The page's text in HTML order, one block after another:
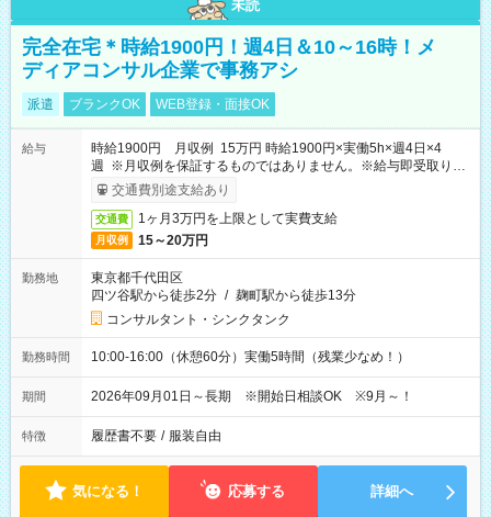
未読
完全在宅＊時給1900円！週4日＆10～16時！メ
ディアコンサル企業で事務アシ
派遣 ブランクOK WEB登録・面接OK
給与
時給1900円 月収例 15万円 時給1900円×実働5h×週4日×4
週 ※月収例を保証するものではありません。※給与即受取りサ
ービス利用可（利用条件有）
交通費別途支給あり
交通費 1ヶ月3万円を上限として実費支給
月収例 15～20万円
勤務地
東京都千代田区
四ツ谷駅から徒歩2分 / 麹町駅から徒歩13分
コンサルタント・シンクタンク
勤務時間 10:00-16:00（休憩60分）実働5時間（残業少なめ！）
期間 2026年09月01日～長期 ※開始日相談OK ※9月～！
特徴 履歴書不要 / 服装自由
気になる！ 応募する 詳細へ